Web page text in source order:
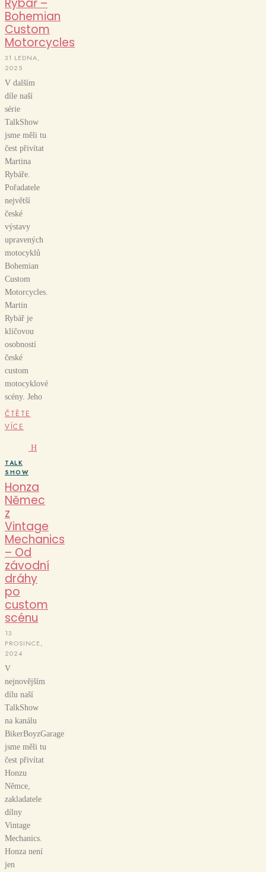
Bohemian
Custom
Motorcycles
31 LEDNA,
2025
V dalším
díle naší
série
TalkShow
jsme měli tu
čest přivítat
Martina
Rybáře.
Pořadatele
největší
české
výstavy
upravených
motocyklů
Bohemian
Custom
Motorcycles.
Martin
Rybář je
klíčovou
osobností
české
custom
motocyklové
scény. Jeho
ČTĚTE
VÍCE
H
TALK
SHOW
Honza
Němec
z
Vintage
Mechanics
– Od
závodní
dráhy
po
custom
scénu
13
PROSINCE,
2024
V
nejnovějším
dílu naší
TalkShow
na kanálu
BikerBoyzGarage
jsme měli tu
čest přivítat
Honzu
Němce,
zakladatele
dílny
Vintage
Mechanics.
Honza není
jen